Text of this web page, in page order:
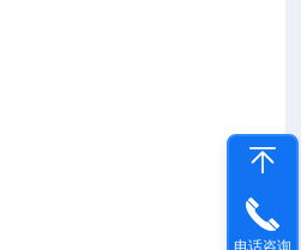
电话咨询